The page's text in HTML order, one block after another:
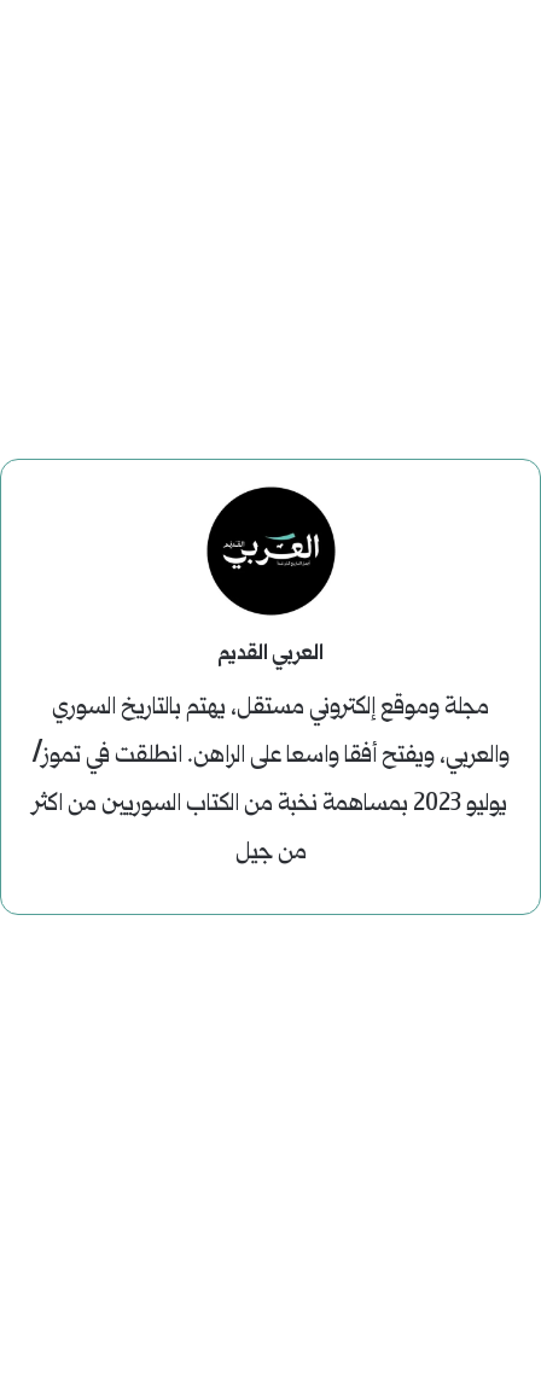
العربي القديم
مجلة وموقع إلكتروني مستقل، يهتم بالتاريخ السوري
والعربي، ويفتح أفقا واسعا على الراهن. انطلقت في تموز/
يوليو 2023 بمساهمة نخبة من الكتاب السوريين من اكثر
من جيل